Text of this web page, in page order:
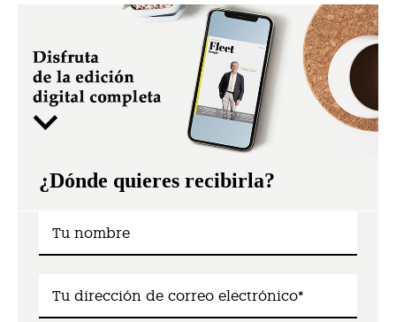
¿Dónde quieres recibirla?